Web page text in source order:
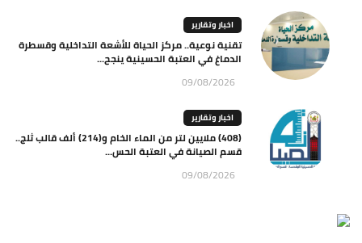
اخبار وتقارير
تقنية نوعية.. مركز الحياة للأشعة التداخلية وقسطرة
الدماغ في العتبة الحسينية ينجح...
09/08/2026
اخبار وتقارير
(408) ملايين لتر من الماء الخام و(214) ألف قالب ثلج..
قسم الصيانة في العتبة الحس...
09/08/2026